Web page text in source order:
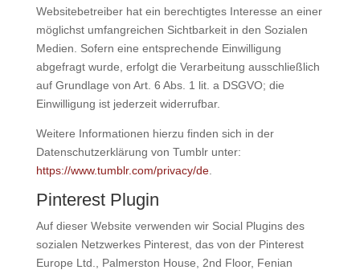
Websitebetreiber hat ein berechtigtes Interesse an einer
möglichst umfangreichen Sichtbarkeit in den Sozialen
Medien. Sofern eine entsprechende Einwilligung
abgefragt wurde, erfolgt die Verarbeitung ausschließlich
auf Grundlage von Art. 6 Abs. 1 lit. a DSGVO; die
Einwilligung ist jederzeit widerrufbar.
Weitere Informationen hierzu finden sich in der
Datenschutzerklärung von Tumblr unter:
https://www.tumblr.com/privacy/de.
Pinterest Plugin
Auf dieser Website verwenden wir Social Plugins des
sozialen Netzwerkes Pinterest, das von der Pinterest
Europe Ltd., Palmerston House, 2nd Floor, Fenian